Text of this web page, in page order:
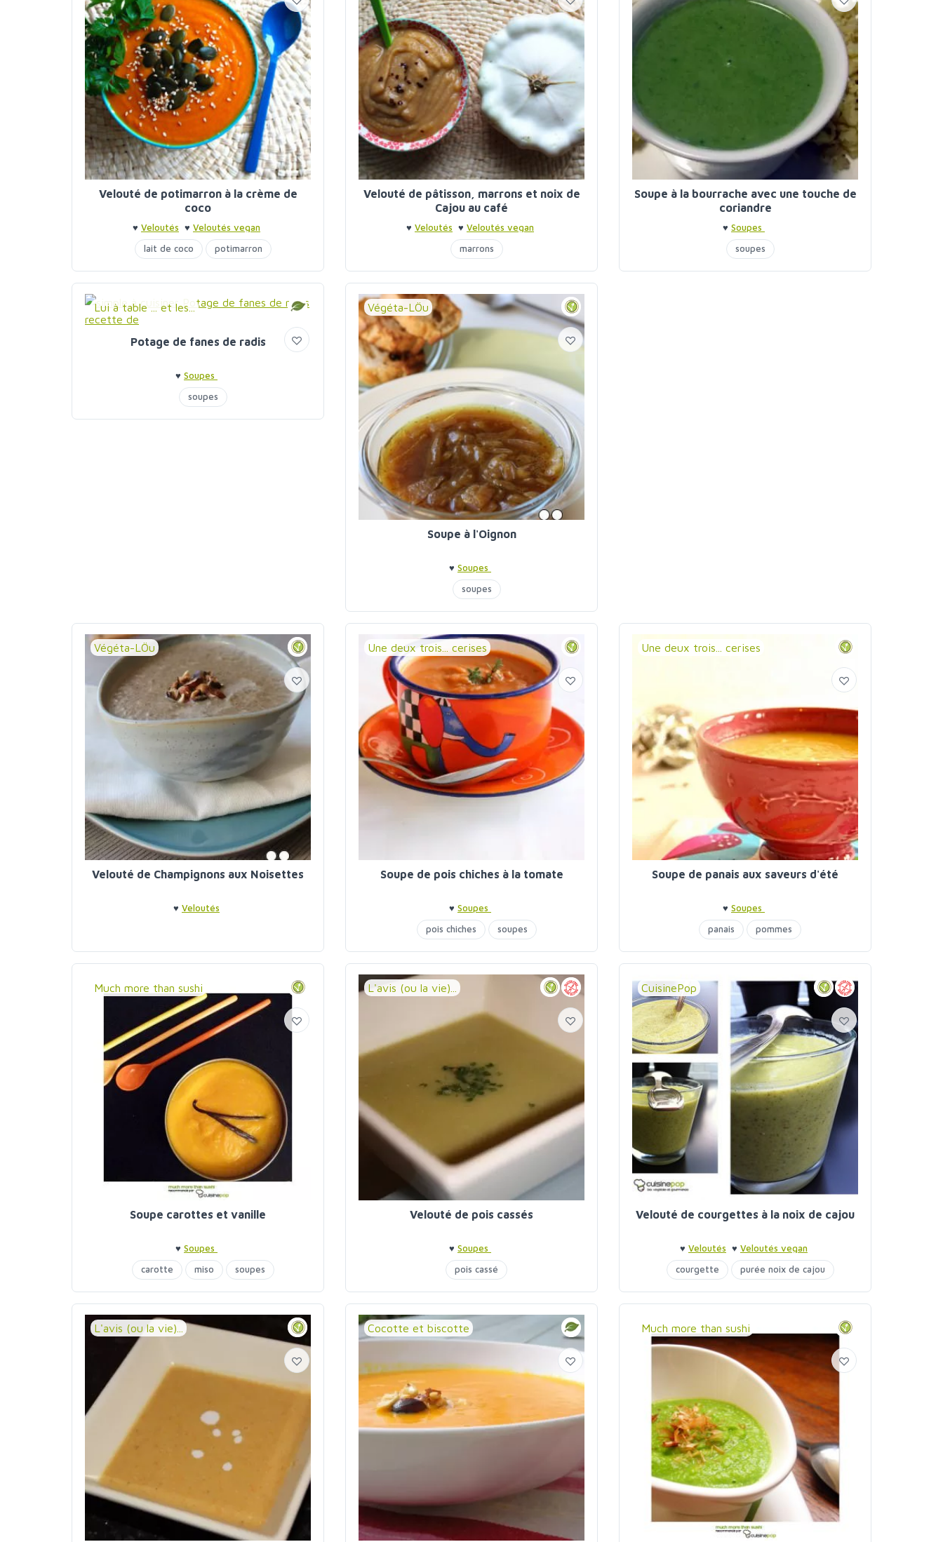
Velouté de potimarron à la crème de
coco
♥ Veloutés ♥ Veloutés vegan
lait de coco
potimarron
Velouté de pâtisson, marrons et noix de
Cajou au café
♥ Veloutés ♥ Veloutés vegan
marrons
Soupe à la bourrache avec une touche de
coriandre
♥ Soupes
soupes
Lui à table ... et les...
Potage de fanes de radis
♥ Soupes
soupes
Végéta-LÖu
Soupe à l'Oignon
♥ Soupes
soupes
Végéta-LÖu
Velouté de Champignons aux Noisettes
♥ Veloutés
Une deux trois... cerises
Soupe de pois chiches à la tomate
♥ Soupes
pois chiches
soupes
Une deux trois... cerises
Soupe de panais aux saveurs d'été
♥ Soupes
panais
pommes
Much more than sushi
Soupe carottes et vanille
♥ Soupes
carotte
miso soupes
L'avis (ou la vie)...
Velouté de pois cassés
♥ Soupes
pois cassé
CuisinePop
Velouté de courgettes à la noix de cajou
♥ Veloutés ♥ Veloutés vegan
courgette
purée noix de cajou
L'avis (ou la vie)... Cocotte et biscotte Much more than sushi